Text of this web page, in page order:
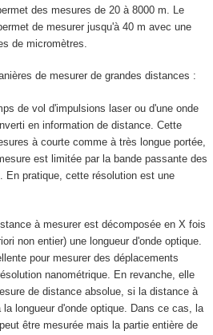
des mesures de 20 à 8000 m. Le
de mesurer jusqu'à 40 m avec une
de micromètres.
de mesurer de grandes distances :
de vol d'impulsions laser ou d'une onde
en information de distance. Cette
à courte comme à très longue portée,
est limitée par la bande passante des
En pratique, cette résolution est une
à mesurer est décomposée en X fois
non entier) une longueur d'onde optique.
pour mesurer des déplacements
nanométrique. En revanche, elle
de distance absolue, si la distance à
longueur d'onde optique. Dans ce cas, la
être mesurée mais la partie entière de